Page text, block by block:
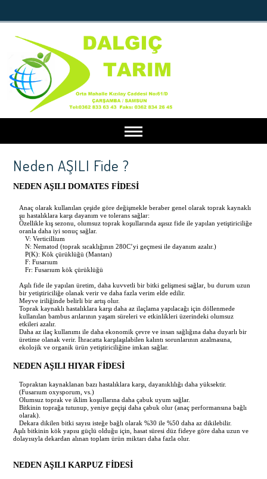
Anasayfa
Hakkımızda
Misyonumuz
Vizyonumuz
Kalite Politikalarımız
Faydalı Bilgiler
Fide Dikim Tavsiyeleri
Sebze Gübreleme Tavsiyeleri
Fungal ve Bakteriyel Hastalıklardan Bazıları
Sebzelerde Virüs
Ürünler
Sebze ve Yem Bitki Tohumları
Sebze Fidesi / Meyve Fidanı
Organik ve Kimyasal İlaçlar Gübreler
Bayiliklerimiz
Resim Galerisi
İletişim
Neden AŞILI Fide ?
NEDEN AŞILI DOMATES FİDESİ
Anaç olarak kullanılan çeşide göre değişmekle beraber genel olarak toprak kaynaklı
şu hastalıklara karşı dayanım ve tolerans sağlar:
Özellikle kış sezonu, olumsuz toprak koşullarında aşısız fide ile yapılan yetiştiriciliğe
oranla daha iyi sonuç sağlar.
V: Verticillium
N: Nematod (toprak sıcaklığının 280C’yi geçmesi ile dayanım azalır.)
P(K): Kök çürüklüğü (Mantarı)
F: Fusarıum
Fr: Fusarıum kök çürüklüğü
Aşılı fide ile yapılan üretim, daha kuvvetli bir bitki gelişmesi sağlar, bu durum uzun
bir yetiştiriciliğe olanak verir ve daha fazla verim elde edilir.
Meyve iriliğinde belirli bir artış olur.
Toprak kaynaklı hastalıklara karşı daha az ilaçlama yapılacağı için döllenmede
kullanılan bambus arılarının yaşam süreleri ve etkinlikleri üzerindeki olumsuz
etkileri azalır.
Daha az ilaç kullanımı ile daha ekonomik çevre ve insan sağlığına daha duyarlı bir
üretime olanak verir. İhracatta karşılaşılabilen kalıntı sorunlarının azalmasına,
ekolojik ve organik ürün yetiştiriciliğine imkan sağlar.
NEDEN AŞILI HIYAR FİDESİ
Topraktan kaynaklanan bazı hastalıklara karşı, dayanıklılığı daha yüksektir.
(Fusarıum oxysporum, vs.)
Olumsuz toprak ve iklim koşullarına daha çabuk uyum sağlar.
Bitkinin toprağa tutunup, yeniye geçişi daha çabuk olur (anaç performansına bağlı
olarak).
Dekara dikilen bitki sayısı isteğe bağlı olarak %30 ile %50 daha az dikilebilir.
Aşılı bitkinin kök yapısı güçlü olduğu için, hasat süresi düz fideye göre daha uzun ve
dolayısıyla dekardan alınan toplam ürün miktarı daha fazla olur.
NEDEN AŞILI KARPUZ FİDESİ